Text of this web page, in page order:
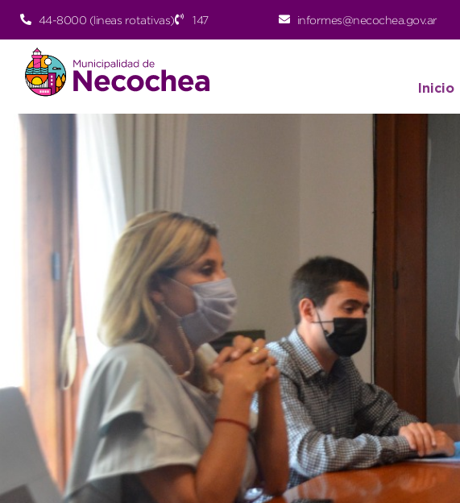
44-8000 (lineas rotativas) 147 informes@necochea.gov.ar
Inicio